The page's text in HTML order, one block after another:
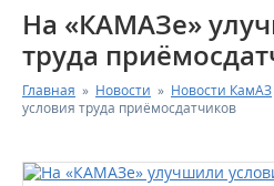
КАТАЛОГ АВТОТЕХНИКИ
На «КАМАЗе»
труда
Главная » Новости » Новости КамАЗ
условия труда приёмосдатчиков